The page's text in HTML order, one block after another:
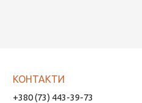
+380 (73) 443-39-73